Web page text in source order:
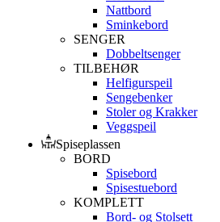
Nattbord
Sminkebord
SENGER
Dobbeltsenger
TILBEHØR
Helfigurspeil
Sengebenker
Stoler og Krakker
Veggspeil
Spiseplassen
BORD
Spisebord
Spisestuebord
KOMPLETT
Bord- og Stolsett